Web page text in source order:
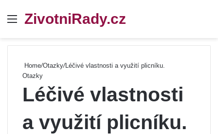
Menu
ZivotniRady.cz
Home/Otazky/Léčivé vlastnosti a využití plicníku.
Otazky
Léčivé vlastnosti
a využití plicníku.